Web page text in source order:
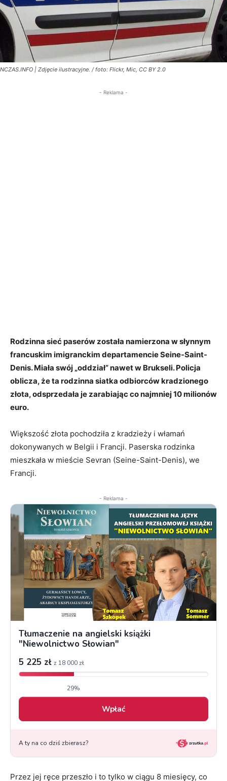
NCZAS.INFO | Zdjęcie ilustracyjne. / foto: Flickr, Mic, CC BY 2.0
- Reklama -
Rodzinna sieć paserów została namierzona w słynnym
francuskim imigranckim departamencie Seine-Saint-
Denis. Miała swój „oddział” nawet w Brukseli. Policja
oblicza, że ta rodzinna siatka odbiorców kradzionego
złota, odsprzedała je zarabiając co najmniej 10 milionów
euro.
Większość złota pochodziła z kradzieży i włamań
dokonywanych w Belgii i Francji. Paserska rodzinka
mieszkała w mieście Sevran (Seine-Saint-Denis), we
Francji.
- Reklama -
Przez jej ręce przeszło i to tylko w ciągu 8 miesięcy, co